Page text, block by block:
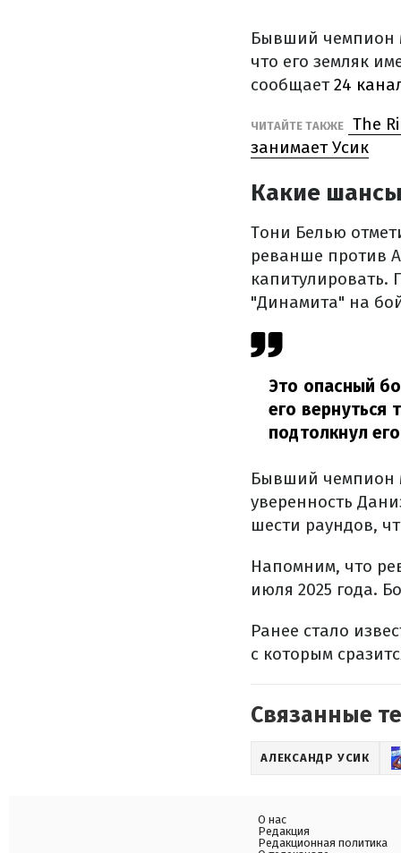
Бывший чемпион
что его земляк
сообщает24
ЧИТАЙТЕ ТАКЖЕ
The
занимает Усик
Какие
Тони Белью
реванше против
капитулировать.
"Динамита" на
Это опасный
его вернуться
подтолкнул
Бывший чемпион
уверенность
шести раундов,
Напомним, что
июля 2025 года.
Ранее стало
с которым
Связанные
АЛЕКСАНДР УСИК
О нас
Редакция
Редакционная политика